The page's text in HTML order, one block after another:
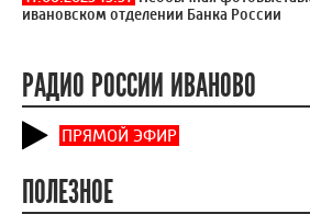
ивановском отделении Банка России
РАДИО РОССИИ ИВАНОВО
ПРЯМОЙ ЭФИР
ПОЛЕЗНОЕ